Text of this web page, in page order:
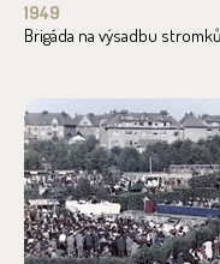
1949
Brigáda na výsadbu